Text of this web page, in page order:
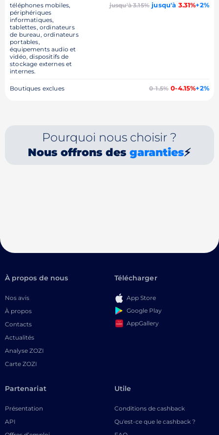
téléphones mobiles,
périphériques
informatiques,
tablettes, ordinateurs
de bureau, ordinateurs
portables,
équipements audio et
vidéo, dispositifs de
stockage externes et
internes.
jusqu'à 3.15% jusqu'à 3.31%+2%
Boutiques exclues 0-1.5% 0-4.15%+2%
Pourquoi nous choisir ?
Nous offrons desgaranties⚡
À propos de nous
Nos avis
À propos
Contacts
Actualités
Analyse ZOZI
Carte ZOZI
Télécharger
App Store
Google Play
AppGallery
Partenariat
Présentation
API
Utile
Conditions de cashback
Qu'est-ce que le cashback ?